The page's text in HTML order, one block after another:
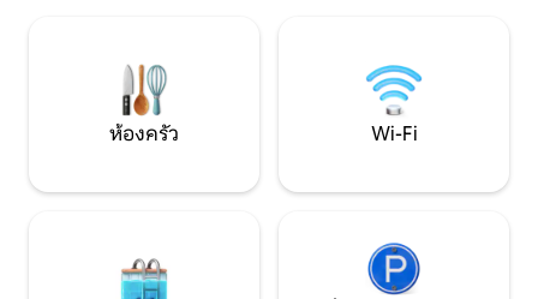
ห้องครัว Wi-Fi